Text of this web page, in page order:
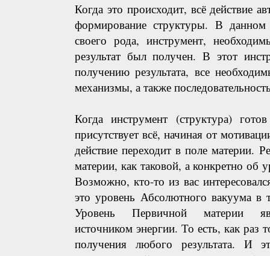
Когда это происходит, всё действие
формирование структуры. В данном
своего рода, инструмент,
результат был получен. В этот
получению результата, все
механизмы, а также
Когда инструмент (структура)
присутствует всё, начиная от
действие переходит в поле материи.
материи, как таковой, а конкретно об
Возможно, кто-то из вас
это уровень Абсолютного вакуума в
Уровень Первичной материи
источником энергии. То есть, как раз
получения любого результата. И